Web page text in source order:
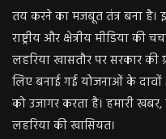
तय करने का मजबूत तंत्र बना है।
राष्ट्रीय और क्षेत्रीय मीडिया
लहरिया खासतौर पर सरकार
लिए बनाई गई योजनाओं के
को उजागर करता है। हमारी
लहरिया की खासियत।